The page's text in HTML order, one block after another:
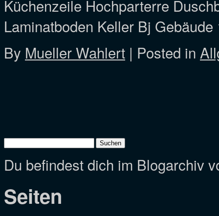
Küchenzeile Hochparterre
Laminatboden Keller Bj
By Mueller Wahlert | Posted in
nach:
Du befindest dich im Blogarchiv
Seiten